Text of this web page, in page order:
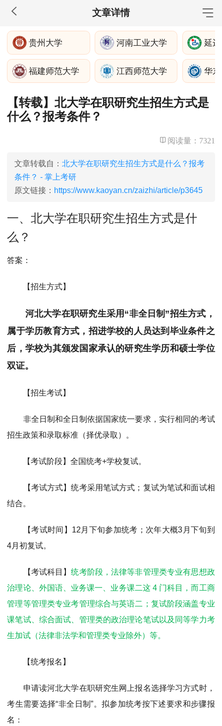
文章详情
MBA工商管理
院校库 考试报名 招生政策 学制学费
报名流程
考试真题
报考经验 招生简章
MEM工程管理
院校库 考试报名 招生政策
MPA公共管理
院校库 考试报名
MPAcc会计专硕
院校库
考试真题
MTA旅游管理
考试报名 招生政策 学制学费
报名流程
贵州大学 河南工业大学 延
福建师范大学 江西师范大学 华
【转载】北大学在职研究生招生方式是
什么？报考条件？
阅读量： 7321
文章转载自： 北大学在职研究生招生方式是什么？报考
条件？ - 掌上考研
原文链接： https://www.kaoyan.cn/zaizhi/article/p3645
一、北大学在职研究生招生方式是什
么？
答案：
【招生方式】
河北大学在职研究生采用“非全日制”招生方式，
属于学历教育方式，招进学校的人员达到毕业条件之
后，学校为其颁发国家承认的研究生学历和硕士学位
双证。
【招生考试】
非全日制和全日制依据国家统一要求，实行相同的考试
招生政策和录取标准（择优录取）。
【考试阶段】全国统考+学校复试。
【考试方式】统考采用笔试方式；复试为笔试和面试相
结合。
【考试时间】12月下旬参加统考；次年大概3月下旬到
4月初复试。
【考试科目】统考阶段，法律等非管理类专业有思想政
治理论、外国语、业务课一、业务课二这 4 门科目，而工商
管理等管理类专业考管理综合与英语二；复试阶段涵盖专业
课笔试、综合面试、管理类的政治理论笔试以及同等学力考
生加试（法律非法学和管理类专业除外）等。
【统考报名】
申请读河北大学在职研究生网上报名选择学习方式时，
考生需要选择“非全日制”。拟参加统考按下述要求和步骤报
名：